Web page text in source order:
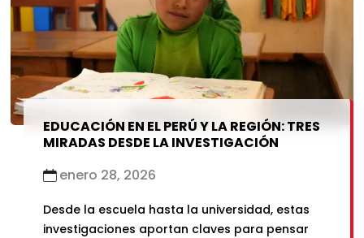
EDUCACIÓN EN EL PERÚ Y LA REGIÓN: TRES
MIRADAS DESDE LA INVESTIGACIÓN
enero 28, 2026
Desde la escuela hasta la universidad, estas
investigaciones aportan claves para pensar